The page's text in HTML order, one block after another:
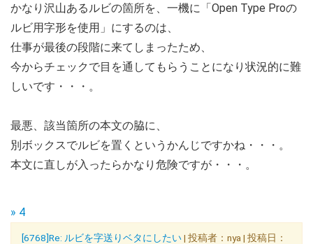
かなり沢山あるルビの箇所を、一機に「Open Type Proの
ルビ用字形を使用」にするのは、
仕事が最後の段階に来てしまったため、
今からチェックで目を通してもらうことになり状況的に難
しいです・・・。
最悪、該当箇所の本文の脇に、
別ボックスでルビを置くというかんじですかね・・・。
本文に直しが入ったらかなり危険ですが・・・。
» 4
[6768]Re: ルビを字送りベタにしたい| 投稿者：nya | 投稿日：